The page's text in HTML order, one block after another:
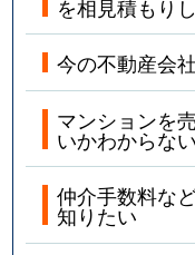
を相見積もり
今の不動産会
マンションを
いかわからない
仲介手数料な
知りたい